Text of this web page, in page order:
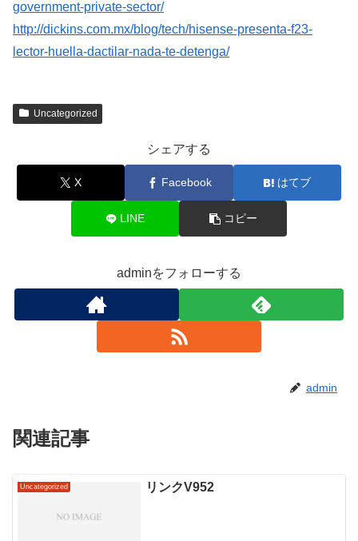
government-private-sector/
http://dickins.com.mx/blog/tech/hisense-presenta-f23-
lector-huella-dactilar-nada-te-detenga/
Uncategorized
シェアする
X Facebook はてブ
LINE コピー
adminをフォローする
admin
関連記事
Uncategorized リンクV952